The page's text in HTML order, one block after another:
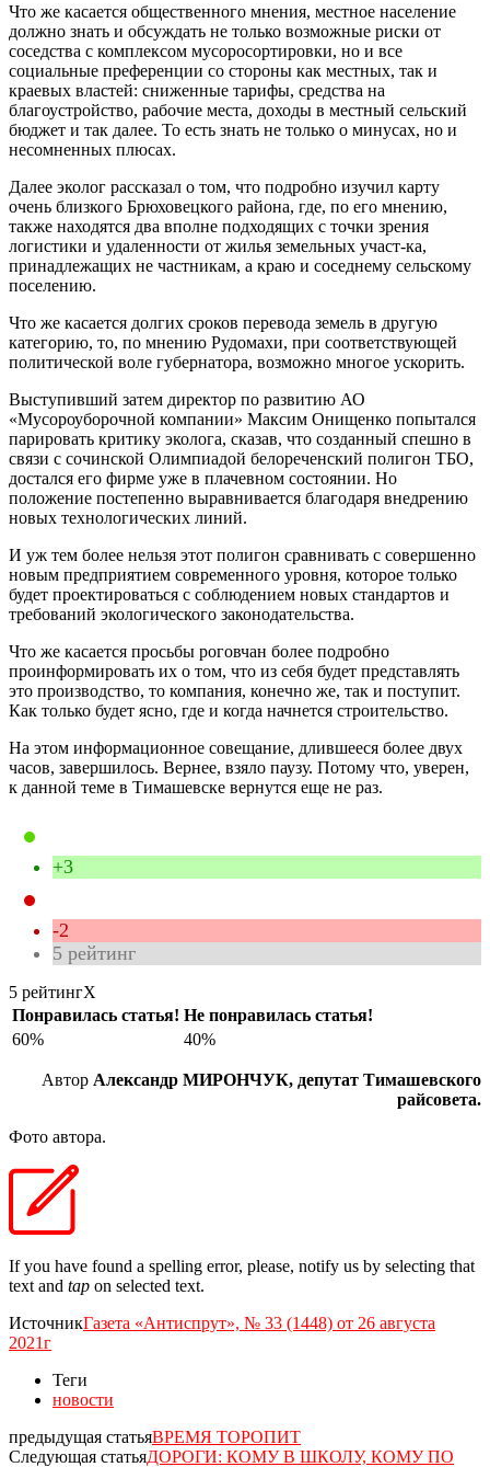
Что же касается общественного мнения, местное население
должно знать и обсуждать не только возможные риски от
соседства с комплексом мусоросортировки, но и все
социальные преференции со стороны как местных, так и
краевых властей: сниженные тарифы, средства на
благоустройство, рабочие места, доходы в местный сельский
бюджет и так далее. То есть знать не только о минусах, но и
несомненных плюсах.
Далее эколог рассказал о том, что подробно изучил карту
очень близкого Брюховецкого района, где, по его мнению,
также находятся два вполне подходящих с точки зрения
логистики и удаленности от жилья земельных участ-ка,
принадлежащих не частникам, а краю и соседнему сельскому
поселению.
Что же касается долгих сроков перевода земель в другую
категорию, то, по мнению Рудомахи, при соответствующей
политической воле губернатора, возможно многое ускорить.
Выступивший затем директор по развитию АО
«Мусороуборочной компании» Максим Онищенко попытался
парировать критику эколога, сказав, что созданный спешно в
связи с сочинской Олимпиадой белореченский полигон ТБО,
достался его фирме уже в плачевном состоянии. Но
положение постепенно выравнивается благодаря внедрению
новых технологических линий.
И уж тем более нельзя этот полигон сравнивать с совершенно
новым предприятием современного уровня, которое только
будет проектироваться с соблюдением новых стандартов и
требований экологического законодательства.
Что же касается просьбы роговчан более подробно
проинформировать их о том, что из себя будет представлять
это производство, то компания, конечно же, так и поступит.
Как только будет ясно, где и когда начнется строительство.
На этом информационное совещание, длившееся более двух
часов, завершилось. Вернее, взяло паузу. Потому что, уверен,
к данной теме в Тимашевске вернутся еще не раз.
+3
-2
5 рейтинг
5 рейтингX
Понравилась статья! Не понравилась статья!
60%
40%
Автор Александр МИРОНЧУК, депутат Тимашевского
райсовета.
Фото автора.
If you have found a spelling error, please, notify us by selecting that
text and tap on selected text.
ИсточникГазета «Антиспрут», № 33 (1448) от 26 августа
2021г
Теги
новости
предыдущая статьяВРЕМЯ ТОРОПИТ
Следующая статьяДОРОГИ: КОМУ В ШКОЛУ, КОМУ ПО